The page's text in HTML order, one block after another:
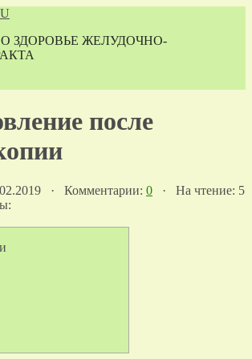
ЗДОРОВЬЕ ЖЕЛУДОЧНО-
после
· Комментарии: 0 · На чтение: 5